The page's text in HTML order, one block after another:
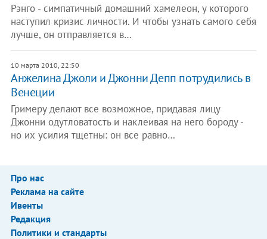
Рэнго - симпатичный домашний хамелеон, у которого
наступил кризис личности. И чтобы узнать самого себя
лучше, он отправляется в…
10 марта 2010, 22:50
Анжелина Джоли и Джонни Депп потрудились в
Венеции
Гримеру делают все возможное, придавая лицу
Джонни одутловатость и наклеивая на него бороду -
но их усилия тщетны: он все равно…
Про нас
Реклама на сайте
Ивенты
Редакция
Политики и стандарты